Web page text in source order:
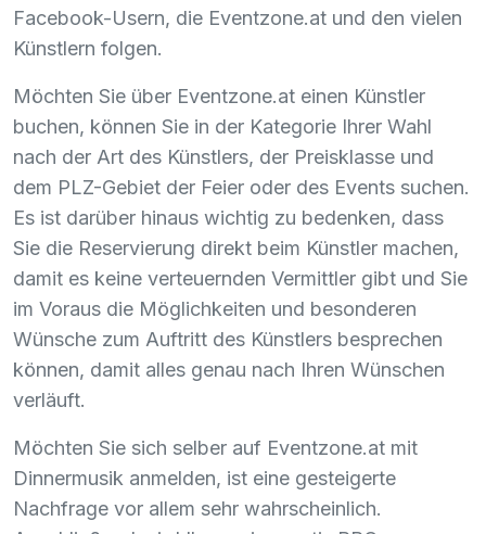
Facebook-Usern, die Eventzone.at und den vielen
Künstlern folgen.
Möchten Sie über Eventzone.at einen Künstler
buchen, können Sie in der Kategorie Ihrer Wahl
nach der Art des Künstlers, der Preisklasse und
dem PLZ-Gebiet der Feier oder des Events suchen.
Es ist darüber hinaus wichtig zu bedenken, dass
Sie die Reservierung direkt beim Künstler machen,
damit es keine verteuernden Vermittler gibt und Sie
im Voraus die Möglichkeiten und besonderen
Wünsche zum Auftritt des Künstlers besprechen
können, damit alles genau nach Ihren Wünschen
verläuft.
Möchten Sie sich selber auf Eventzone.at mit
Dinnermusik anmelden, ist eine gesteigerte
Nachfrage vor allem sehr wahrscheinlich.